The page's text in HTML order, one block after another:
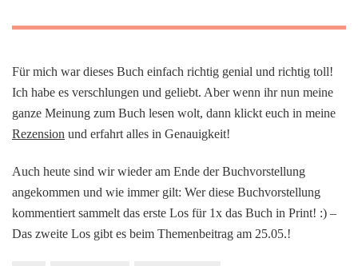
Für mich war dieses Buch einfach richtig genial und richtig toll!
Ich habe es verschlungen und geliebt. Aber wenn ihr nun meine
ganze Meinung zum Buch lesen wolt, dann klickt euch in meine
Rezension und erfahrt alles in Genauigkeit!
Auch heute sind wir wieder am Ende der Buchvorstellung
angekommen und wie immer gilt: Wer diese Buchvorstellung
kommentiert sammelt das erste Los für 1x das Buch in Print! :) –
Das zweite Los gibt es beim Themenbeitrag am 25.05.!